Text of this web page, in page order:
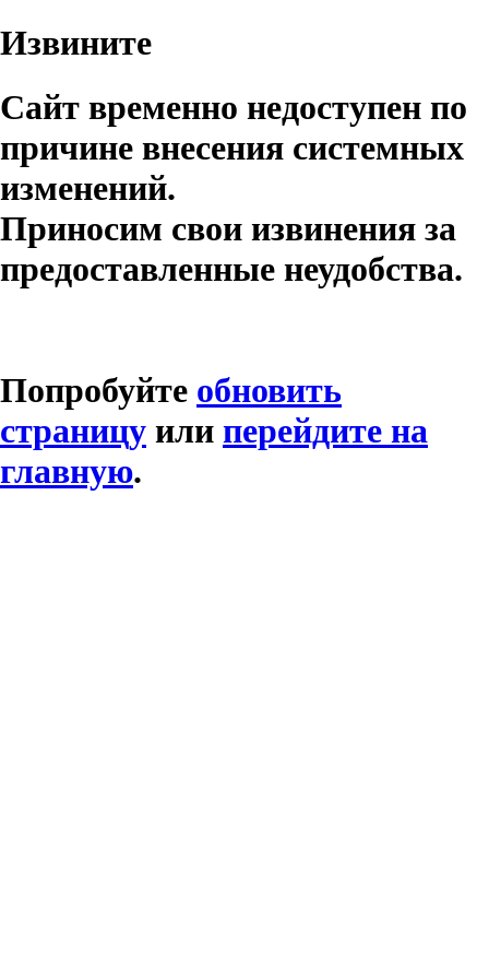
Извините
Сайт временно недоступен по
причине внесения системных
изменений.
Приносим свои извинения за
предоставленные неудобства.
Попробуйте обновить
страницу или перейдите на
главную.